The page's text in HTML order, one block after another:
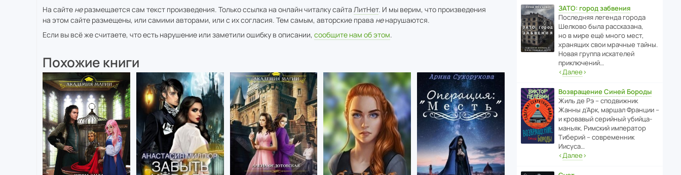
На сайте неразмещается сам текст произведения. Только ссылка на онлайн читалку сайта ЛитНет. И мы верим, что произведения
на этом сайте размещены, или самими авторами, или с их согласия. Тем самым, авторские права ненарушаются.
Если вы всё же считаете, что есть нарушение или заметили ошибку в описании, сообщите нам об этом.
Похожие книги
ЗАТО: город забвения
После­дняя легенда города
Шелково была расска­зана,
но в мире ещё много мест,
хранящих свои мрачные тайны.
Новая группа иска­телей
приключений…
‹Далее›
Возвращение Синей Бороды
Жиль де Рэ – спод­ви­жник
Жанны д’Арк, маршал Франции –
и кровавый серийный убийца-
маньяк. Римский импе­ратор
Тиберий – совре­менник
Иисуса…
‹Далее›